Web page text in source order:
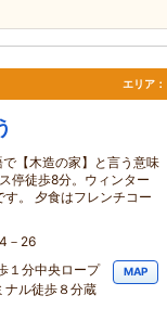
エリア：
で【木造の家】と言う意味
停徒歩8分。ウィンター
。 夕食はフレンチコー
－26
１分中央ロープ
ナル徒歩８分蔵
MAP